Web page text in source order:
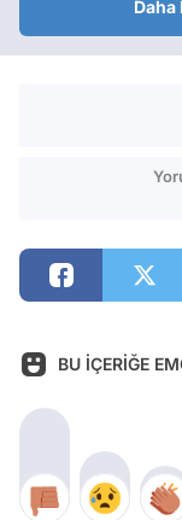
Daha
BU İÇERİĞE